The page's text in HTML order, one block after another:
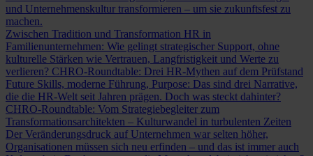
und Unternehmenskultur transformieren – um sie zukunftsfest zu
machen.
Zwischen Tradition und Transformation HR in
Familienunternehmen: Wie gelingt strategischer Support, ohne
kulturelle Stärken wie Vertrauen, Langfristigkeit und Werte zu
verlieren? CHRO-Roundtable: Drei HR-Mythen auf dem Prüfstand
Future Skills, moderne Führung, Purpose: Das sind drei Narrative,
die die HR-Welt seit Jahren prägen. Doch was steckt dahinter?
CHRO-Roundtable: Vom Strategiebegleiter zum
Transformationsarchitekten – Kulturwandel in turbulenten Zeiten
Der Veränderungsdruck auf Unternehmen war selten höher,
Organisationen müssen sich neu erfinden – und das ist immer auch